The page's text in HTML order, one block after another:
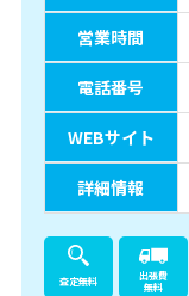
営業時間
電話番号
WEBサイト
詳細情報
査定無料
出張費
無料